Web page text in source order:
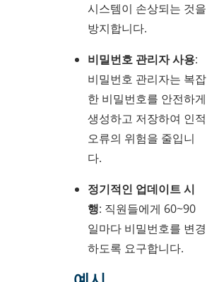
시스템이 손상되는 것을
방지합니다.
비밀번호 관리자 사용:
비밀번호 관리자는 복잡
한 비밀번호를 안전하게
생성하고 저장하여 인적
오류의 위험을 줄입니
다.
정기적인 업데이트 시
행: 직원들에게 60~90
일마다 비밀번호를 변경
하도록 요구합니다.